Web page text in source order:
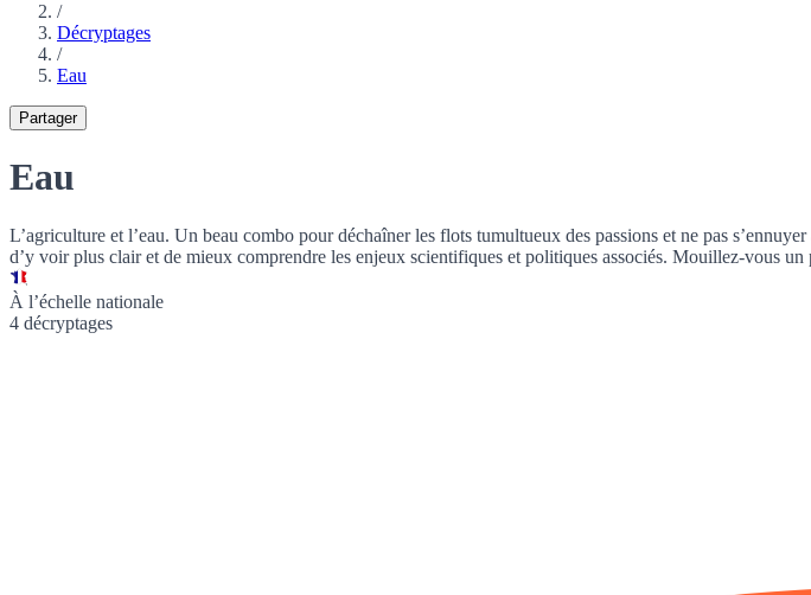
/
Décryptages
/
Eau
Partager
Eau
L’agriculture et l’eau. Un beau combo pour déchaîner les flots tumultueux des passions et ne pas
d’y voir plus clair et de mieux comprendre les enjeux scientifiques et politiques associés. Mouillez-vous un
À l’échelle nationale
4 décryptages